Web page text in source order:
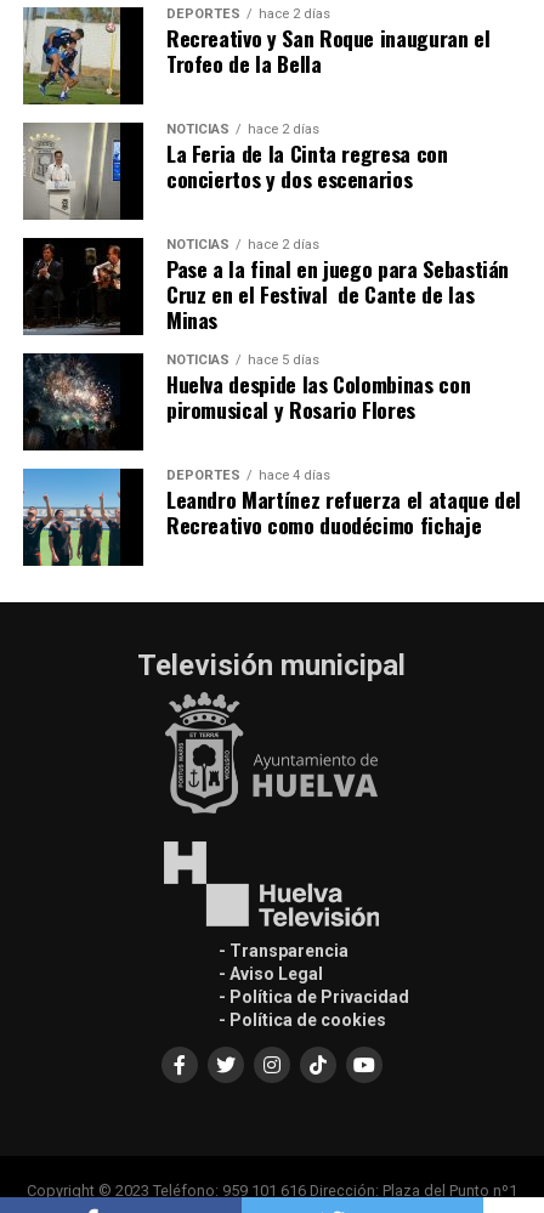
QUINTA CORRIDA DE LAS FIESTAS COLOMBINAS
2026
hace 6 días· Huelvatv
DEPORTES hace 2 días
Recreativo y San Roque inauguran el
Trofeo de la Bella
NOTICIAS hace 2 días
La Feria de la Cinta regresa con
conciertos y dos escenarios
NOTICIAS hace 2 días
Pase a la final en juego para Sebastián
Cruz en el Festival de Cante de las
Minas
NOTICIAS hace 5 días
Huelva despide las Colombinas con
piromusical y Rosario Flores
DEPORTES hace 4 días
Leandro Martínez refuerza el ataque del
Recreativo como duodécimo fichaje
Televisión municipal
- Transparencia
- Aviso Legal
- Política de Privacidad
- Política de cookies
Copyright © 2023 Teléfono: 959 101 616 Dirección: Plaza del Punto nº1